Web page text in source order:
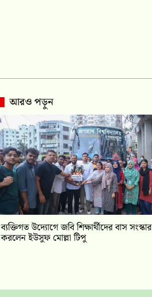
আরও পড়ুন
ব্যক্তিগত উদ্যোগে জবি শিক্ষার্থীদের বাস সংস্কার
করলেন ইউসুফ মোল্লা টিপু